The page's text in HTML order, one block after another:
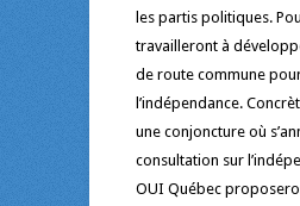
les partis politiques.
travailleront à
de route commune
l’indépendance.
une conjoncture où
consultation sur
OUI Québec